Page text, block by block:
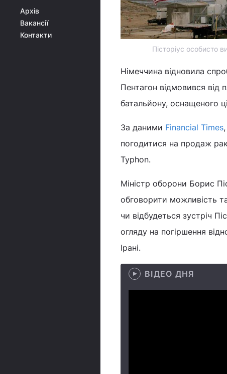
Архів
Вакансії
Контакти
Пісторіус
Німеччина відновила
Пентагон відмовився від
батальйону, оснащеного
За даними Financial Times
погодитися на продаж
Typhon.
Міністр оборони Борис
обговорити можливість
чи відбудеться зустріч
огляду на погіршення
Ірані.
ВІДЕО ДНЯ